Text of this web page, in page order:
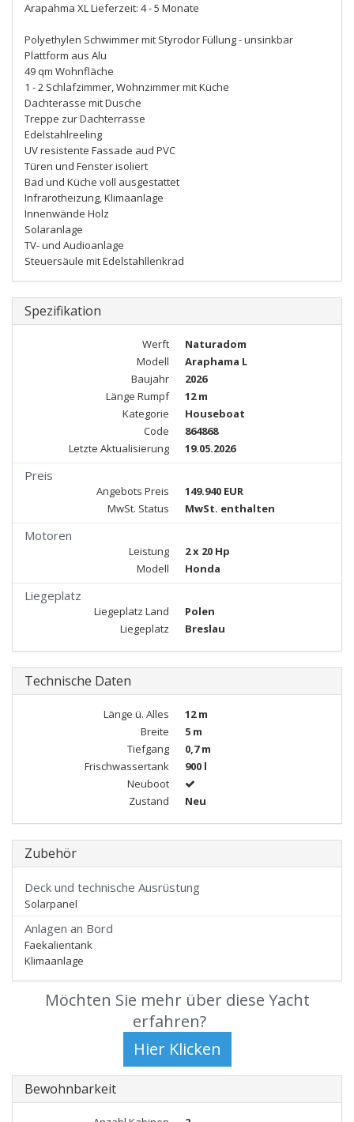
Arapahma XL Lieferzeit: 4 - 5 Monate
Polyethylen Schwimmer mit Styrodor Füllung - unsinkbar
Plattform aus Alu
49 qm Wohnfläche
1 - 2 Schlafzimmer, Wohnzimmer mit Küche
Dachterasse mit Dusche
Treppe zur Dachterrasse
Edelstahlreeling
UV resistente Fassade aud PVC
Türen und Fenster isoliert
Bad und Küche voll ausgestattet
Infrarotheizung, Klimaanlage
Innenwände Holz
Solaranlage
TV- und Audioanlage
Steuersäule mit Edelstahllenkrad
Spezifikation
Werft
Naturadom
Modell
Araphama L
Baujahr
2026
Länge Rumpf
12 m
Kategorie
Houseboat
Code
864868
Letzte Aktualisierung
19.05.2026
Preis
Angebots Preis
149.940 EUR
MwSt. Status
MwSt. enthalten
Motoren
Leistung
2 x 20 Hp
Modell
Honda
Liegeplatz
Liegeplatz Land
Polen
Liegeplatz
Breslau
Technische Daten
Länge ü. Alles
12 m
Breite
5 m
Tiefgang
0,7 m
Frischwassertank
900 l
Neuboot
Zustand
Neu
Zubehör
Deck und technische Ausrüstung
Solarpanel
Anlagen an Bord
Faekalientank
Klimaanlage
Möchten Sie mehr über diese Yacht
erfahren?
Bewohnbarkeit